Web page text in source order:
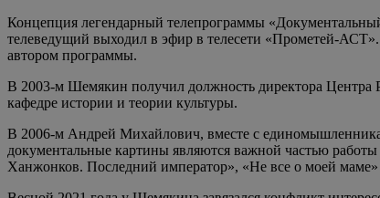
Концепция легендарный телепрограммы
телеведущий выходил в эфир в телесети «Прометей-
автором программы.
В 2003-м Шемякин получил должность директора Центра
кафедре истории и теории культуры.
В 2006-м Андрей Михайлович, вместе с
документальные картины являются важной частью
Ханжонков. Последний император», «Не все о моей